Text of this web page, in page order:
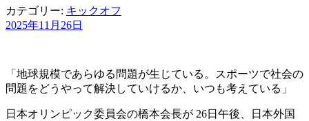
カテゴリー: キックオフ
2025年11月26日
「地球規模であらゆる問題が生じている。スポーツで社会の
問題をどうやって解決していけるか、いつも考えている」
日本オリンピック委員会の橋本会長が 26日午後、日本外国